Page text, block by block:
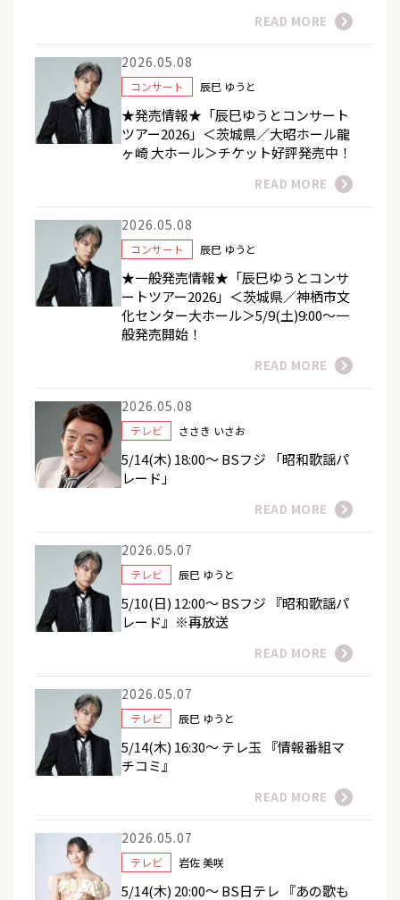
READ MORE
2026.05.08
コンサート 辰巳 ゆうと
★発売情報★「辰巳ゆうとコンサート
ツアー2026」＜茨城県／大昭ホール龍
ヶ崎 大ホール＞チケット好評発売中！
READ MORE
2026.05.08
コンサート 辰巳 ゆうと
★一般発売情報★「辰巳ゆうとコンサ
ートツアー2026」＜茨城県／神栖市文
化センター大ホール＞5/9(土)9:00～一
般発売開始！
READ MORE
2026.05.08
テレビ ささき いさお
5/14(木) 18:00～ BSフジ 「昭和歌謡パ
レード」
READ MORE
2026.05.07
テレビ 辰巳 ゆうと
5/10(日) 12:00～ BSフジ 『昭和歌謡パ
レード』※再放送
READ MORE
2026.05.07
テレビ 辰巳 ゆうと
5/14(木) 16:30～ テレ玉 『情報番組マ
チコミ』
READ MORE
2026.05.07
テレビ 岩佐 美咲
5/14(木) 20:00～ BS日テレ 『あの歌も